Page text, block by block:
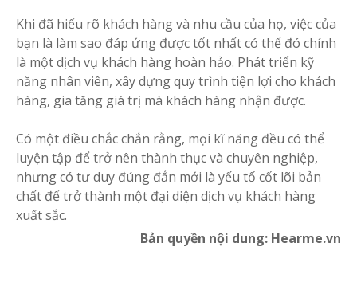
Khi đã hiểu rõ khách hàng và nhu cầu của họ, việc của
bạn là làm sao đáp ứng được tốt nhất có thể đó chính
là một dịch vụ khách hàng hoàn hảo. Phát triển kỹ
năng nhân viên, xây dựng quy trình tiện lợi cho khách
hàng, gia tăng giá trị mà khách hàng nhận được.
Có một điều chắc chắn rằng, mọi kĩ năng đều có thể
luyện tập để trở nên thành thục và chuyên nghiệp,
nhưng có tư duy đúng đắn mới là yếu tố cốt lõi bản
chất để trở thành một đại diện dịch vụ khách hàng
xuất sắc.
Bản quyền nội dung: Hearme.vn